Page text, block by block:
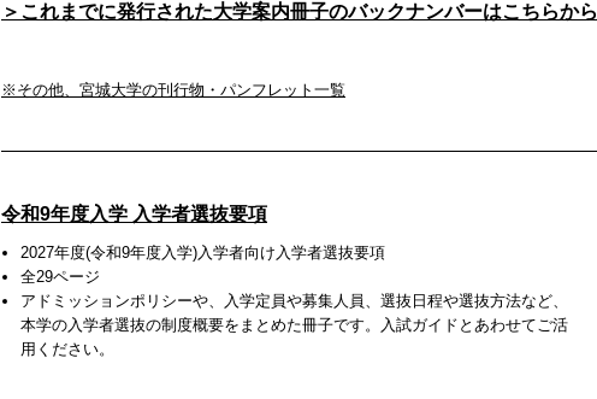
＞これまでに発行された大学案内冊子のバックナンバーはこちらから
※その他、宮城大学の刊行物・パンフレット一覧
令和9年度入学 入学者選抜要項
2027年度(令和9年度入学)入学者向け入学者選抜要項
全29ページ
アドミッションポリシーや、入学定員や募集人員、選抜日程や選抜方法など、
本学の入学者選抜の制度概要をまとめた冊子です。入試ガイドとあわせてご活
用ください。